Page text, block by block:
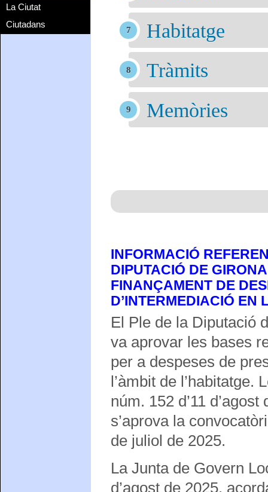
La Ciutat
Ciutadans
Habitatge
Tràmits
Memòries
INFORMACIÓ
DIPUTACIÓ DE
FINANÇAMENT DE
D’INTERMEDIACIÓ EN
El Ple de la Diputació
va aprovar les bases
per a despeses de
l’àmbit de l’habitatge.
núm. 152 d’11
s’aprova la
de juliol de 2025.
La Junta de Govern
d’agost de 2025,